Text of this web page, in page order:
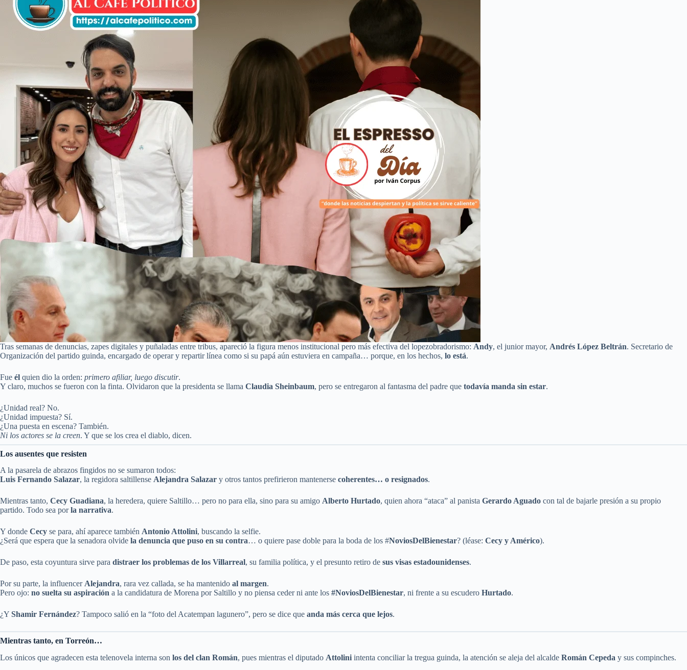
Tras semanas de denuncias, zapes digitales y puñaladas entre tribus, apareció la figura menos institucional pero más efectiva del lopezobradorismo: Andy, el junior mayor, Andrés López Beltrán. Secretario de
Organización del partido guinda, encargado de operar y repartir línea como si su papá aún estuviera en campaña… porque, en los hechos, lo está.
Fue él quien dio la orden: primero afiliar, luego discutir.
Y claro, muchos se fueron con la finta. Olvidaron que la presidenta se llama Claudia Sheinbaum, pero se entregaron al fantasma del padre que todavía manda sin estar.
¿Unidad real? No.
¿Unidad impuesta? Sí.
¿Una puesta en escena? También.
Ni los actores se la creen. Y que se los crea el diablo, dicen.
Los ausentes que resisten
A la pasarela de abrazos fingidos no se sumaron todos:
Luis Fernando Salazar, la regidora saltillense Alejandra Salazar y otros tantos prefirieron mantenerse coherentes… o resignados.
Mientras tanto, Cecy Guadiana, la heredera, quiere Saltillo… pero no para ella, sino para su amigo Alberto Hurtado, quien ahora “ataca” al panista Gerardo Aguado con tal de bajarle presión a su propio
partido. Todo sea porla narrativa.
Y donde Cecy se para, ahí aparece también Antonio Attolini, buscando la selfie.
¿Será que espera que la senadora olvide la denuncia que puso en su contra… o quiere pase doble para la boda de los #NoviosDelBienestar? (léase: Cecy y Américo).
De paso, esta coyuntura sirve para distraer los problemas de los Villarreal, su familia política, y el presunto retiro de sus visas estadounidenses.
Por su parte, la influencer Alejandra, rara vez callada, se ha mantenido al margen.
Pero ojo: no suelta su aspiración a la candidatura de Morena por Saltillo y no piensa ceder ni ante los #NoviosDelBienestar, ni frente a su escudero Hurtado.
¿Y Shamir Fernández? Tampoco salió en la “foto del Acatempan lagunero”, pero se dice que anda más cerca que lejos.
Mientras tanto, en Torreón…
Los únicos que agradecen esta telenovela interna son los del clan Román, pues mientras el diputado Attolini intenta conciliar la tregua guinda, la atención se aleja del alcalde Román Cepeda y sus compinches.